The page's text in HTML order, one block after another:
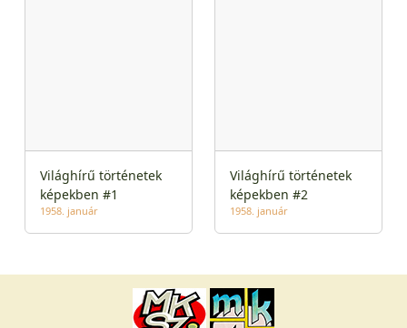
Világhírű történetek
képekben #1
1958. január
Világhírű történetek
képekben #2
1958. január